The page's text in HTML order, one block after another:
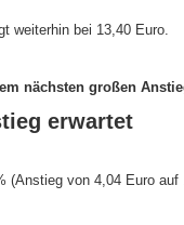
weiterhin bei 13,40 Euro.
nächsten großen
erwartet
(Anstieg von 4,04 Euro auf